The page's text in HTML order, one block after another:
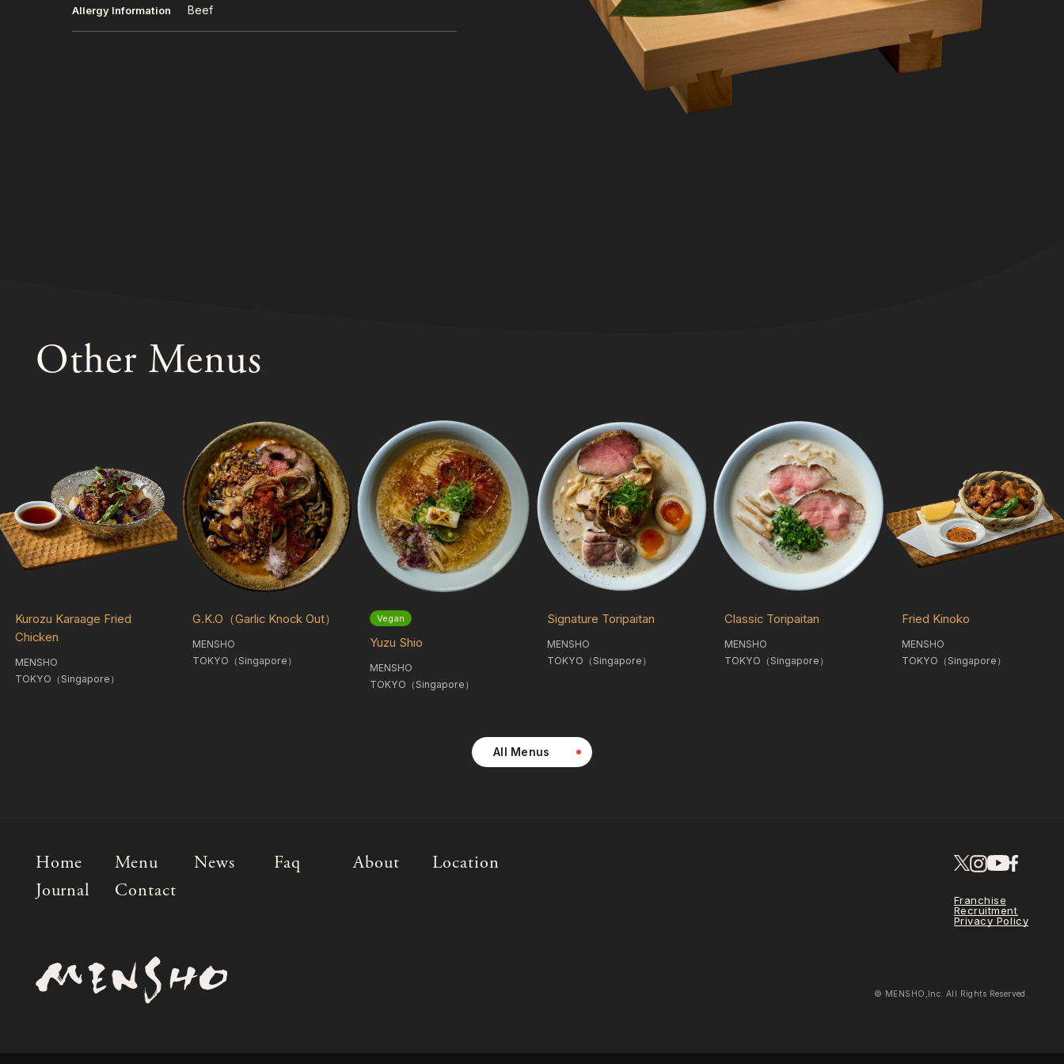
Allergy Information Beef
Other Menus
Kurozu Karaage Fried
Chicken
MENSHO
TOKYO（Singapore）
G.K.O（Garlic Knock Out）
MENSHO
TOKYO（Singapore）
Vegan
Yuzu Shio
MENSHO
TOKYO（Singapore）
Signature Toripaitan
MENSHO
TOKYO（Singapore）
Classic Toripaitan
MENSHO
TOKYO（Singapore）
Fried Kinoko
MENSHO
TOKYO（Singapore）
All Menus
Home Menu News Faq About
Location
Journal
Contact
Franchise
Recruitment
Privacy Policy
© MENSHO,Inc. All Rights Reserved.